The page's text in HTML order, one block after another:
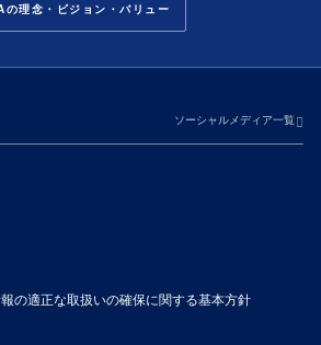
の理念・ビジョン・バリュー
ソーシャルメディア一覧
の適正な取扱いの確保に関する基本方針